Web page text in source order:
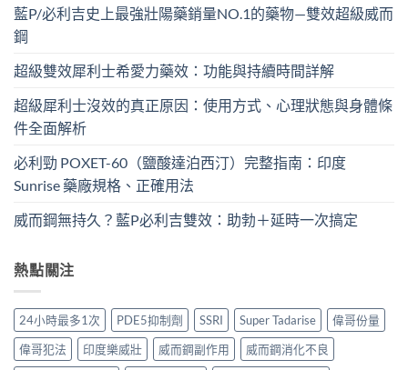
藍P/必利吉史上最強壯陽藥銷量NO.1的藥物—雙效超級威而
鋼
超級雙效犀利士希愛力藥效：功能與持續時間詳解
超級犀利士沒效的真正原因：使用方式、心理狀態與身體條
件全面解析
必利勁 POXET-60（鹽酸達泊西汀）完整指南：印度
Sunrise 藥廠規格、正確用法
威而鋼無持久？藍P必利吉雙效：助勃＋延時一次搞定
熱點關注
24小時最多1次 PDE5抑制劑 SSRI Super Tadarise
偉哥份量
偉哥犯法
印度樂威壯 威而鋼副作用
威而鋼消化不良